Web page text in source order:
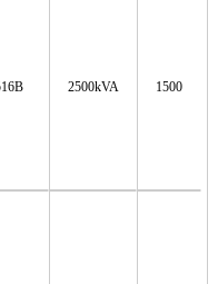
2500kVA 1500